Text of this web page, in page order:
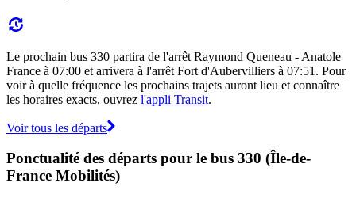
Le prochain bus 330 partira de l'arrêt Raymond Queneau - Anatole
France à 07:00 et arrivera à l'arrêt Fort d'Aubervilliers à 07:51. Pour
voir à quelle fréquence les prochains trajets auront lieu et connaître
les horaires exacts, ouvrez l'appli Transit.
Voir tous les départs
Ponctualité des départs pour le bus 330 (Île-de-
France Mobilités)